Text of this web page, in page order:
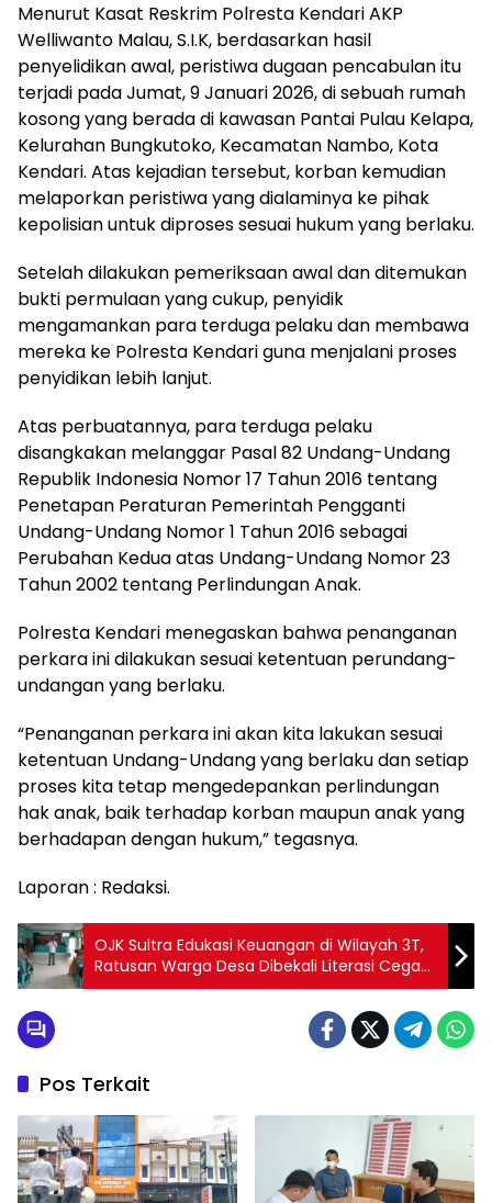
Menurut Kasat Reskrim Polresta Kendari AKP
Welliwanto Malau, S.I.K, berdasarkan hasil
penyelidikan awal, peristiwa dugaan pencabulan itu
terjadi pada Jumat, 9 Januari 2026, di sebuah rumah
kosong yang berada di kawasan Pantai Pulau Kelapa,
Kelurahan Bungkutoko, Kecamatan Nambo, Kota
Kendari. Atas kejadian tersebut, korban kemudian
melaporkan peristiwa yang dialaminya ke pihak
kepolisian untuk diproses sesuai hukum yang berlaku.
Setelah dilakukan pemeriksaan awal dan ditemukan
bukti permulaan yang cukup, penyidik
mengamankan para terduga pelaku dan membawa
mereka ke Polresta Kendari guna menjalani proses
penyidikan lebih lanjut.
Atas perbuatannya, para terduga pelaku
disangkakan melanggar Pasal 82 Undang-Undang
Republik Indonesia Nomor 17 Tahun 2016 tentang
Penetapan Peraturan Pemerintah Pengganti
Undang-Undang Nomor 1 Tahun 2016 sebagai
Perubahan Kedua atas Undang-Undang Nomor 23
Tahun 2002 tentang Perlindungan Anak.
Polresta Kendari menegaskan bahwa penanganan
perkara ini dilakukan sesuai ketentuan perundang-
undangan yang berlaku.
“Penanganan perkara ini akan kita lakukan sesuai
ketentuan Undang-Undang yang berlaku dan setiap
proses kita tetap mengedepankan perlindungan
hak anak, baik terhadap korban maupun anak yang
berhadapan dengan hukum,” tegasnya.
Laporan : Redaksi.
OJK Sultra Edukasi Keuangan di Wilayah 3T,
Ratusan Warga Desa Dibekali Literasi Cegah
Penipuan
Pos Terkait